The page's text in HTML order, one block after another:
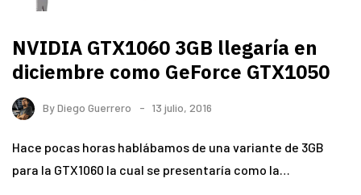
NVIDIA GTX1060 3GB llegaría en
diciembre como GeForce GTX1050
ByDiego Guerrero 13 julio, 2016
Hace pocas horas hablábamos de una variante de 3GB
para la GTX1060 la cual se presentaría como la…